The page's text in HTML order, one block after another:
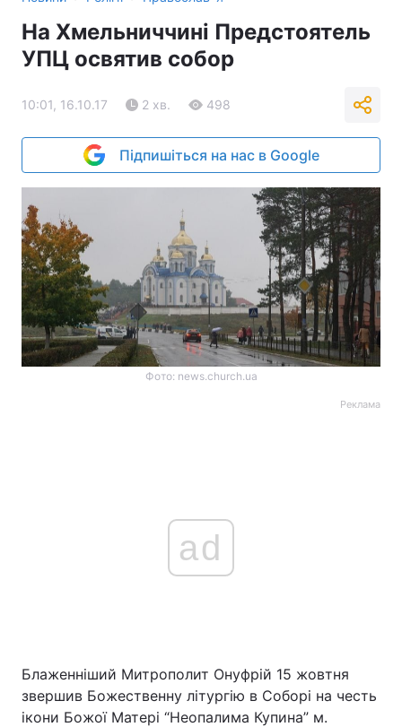
На Хмельниччині Предстоятель
УПЦ освятив собор
10:01, 16.10.17 2 хв. 498
Підпишіться на нас в Google
Фото: news.church.ua
Реклама
ad
Блаженніший Митрополит Онуфрій 15 жовтня
звершив Божественну літургію в Соборі на честь
ікони Божої Матері “Неопалима Купина” м.